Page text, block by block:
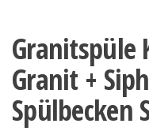
Granitspüle
Granit +
Spülbecken